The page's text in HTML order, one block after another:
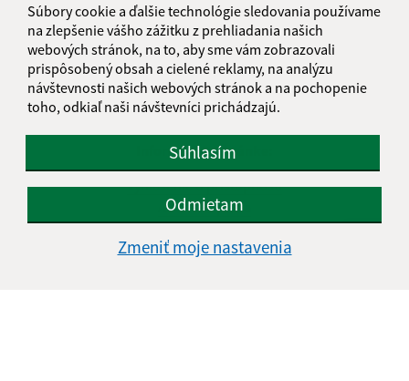
Súbory cookie a ďalšie technológie sledovania používame
na zlepšenie vášho zážitku z prehliadania našich
webových stránok, na to, aby sme vám zobrazovali
prispôsobený obsah a cielené reklamy, na analýzu
návštevnosti našich webových stránok a na pochopenie
toho, odkiaľ naši návštevníci prichádzajú.
Súhlasím
Odmietam
Zmeniť moje nastavenia
Informácie o stránke:
Vyhlásenie o prístupnosti
Autorské práva
Ochrana osobných údajov
Navigácia: